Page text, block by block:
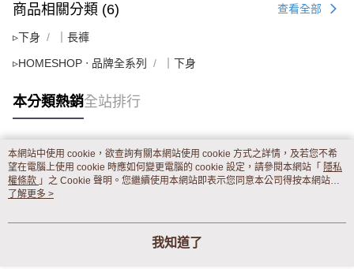
商品相關分類 (6) 查看全部
▹下身 ｜長褲
▹HOMESHOP ‧ 品牌全系列 ｜下身
本分類熱銷全站排行
熱門標籤
本網站中使用 cookie，欲查詢有關本網站使用 cookie 方式之詳情，及若您不希
望在電腦上使用 cookie 時應如何變更電腦的 cookie 設定，請參閱本網站「 隱私
權條款 」之 Cookie 聲明。您繼續使用本網站即表示您同意本公司得按本網站使
用條款之 Cookie 聲明使用 cookie。
了解更多 >
我知道了